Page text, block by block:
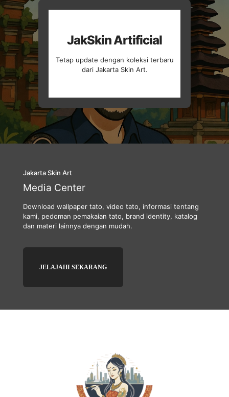
JakSkin Artificial
Tetap update dengan koleksi terbaru
dari Jakarta Skin Art.
Jakarta Skin Art
Media Center
Download wallpaper tato, video tato, informasi tentang
kami, pedoman pemakaian tato, brand identity, katalog
dan materi lainnya dengan mudah.
JELAJAHI SEKARANG